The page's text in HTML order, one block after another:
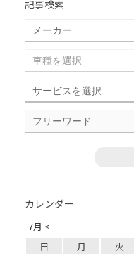
記事検索
カレンダー
7月 <
日 月 火